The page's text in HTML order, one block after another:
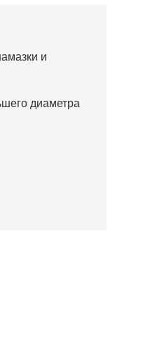
и
диаметра